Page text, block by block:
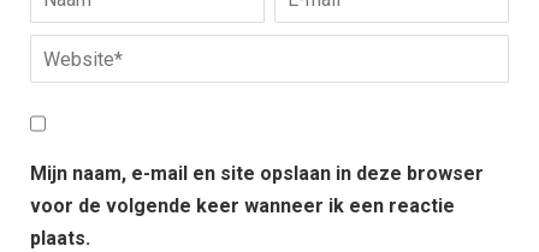
Mijn naam, e-mail en site opslaan in deze browser
voor de volgende keer wanneer ik een reactie
plaats.